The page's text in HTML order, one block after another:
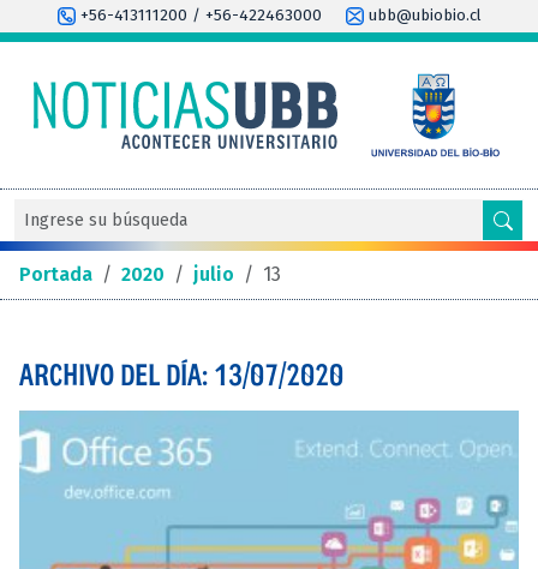
+56-413111200 / +56-422463000 ubb@ubiobio.cl
Portada / 2020 / julio / 13
ARCHIVO DEL DÍA: 13/07/2020